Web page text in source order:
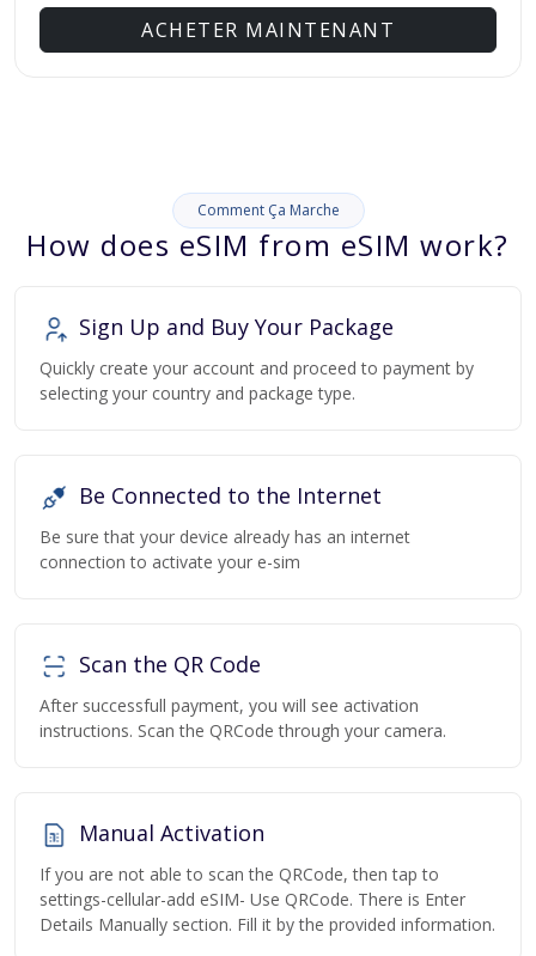
ACHETER MAINTENANT
Comment Ça Marche
How does eSIM from eSIM work?
Sign Up and Buy Your Package
Quickly create your account and proceed to payment by
selecting your country and package type.
Be Connected to the Internet
Be sure that your device already has an internet
connection to activate your e-sim
Scan the QR Code
After successfull payment, you will see activation
instructions. Scan the QRCode through your camera.
Manual Activation
If you are not able to scan the QRCode, then tap to
settings-cellular-add eSIM- Use QRCode. There is Enter
Details Manually section. Fill it by the provided information.